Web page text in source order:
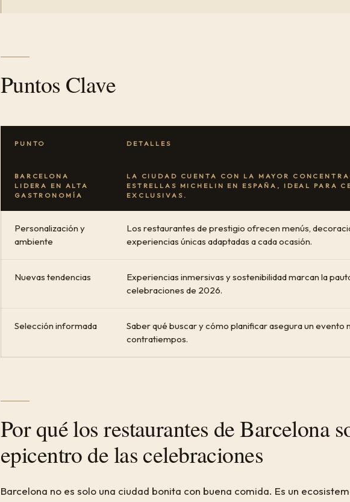
Puntos Clave
PUNTO DETALLES
BARCELONA
LIDERA EN ALTA
GASTRONOMÍA
LA CIUDAD CUENTA CON LA MAYOR
ESTRELLAS MICHELIN EN ESPAÑA, IDEAL PARA
EXCLUSIVAS.
Personalización y
ambiente
Los restaurantes de prestigio ofrecen menús,
experiencias únicas adaptadas a cada ocasión.
Nuevas tendencias
Experiencias inmersivas y sostenibilidad marcan la
celebraciones de 2026.
Selección informada
Saber qué buscar y cómo planificar asegura un evento
contratiempos.
Por qué los restaurantes de Barcelona
epicentro de las celebraciones
Barcelona no es solo una ciudad bonita con buena comida. Es un